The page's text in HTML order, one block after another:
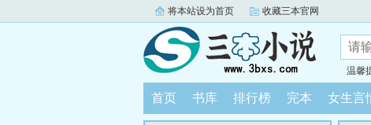
将本站设为首页 收藏三本官网
温馨
首页 书库 排行榜 完本 女生言